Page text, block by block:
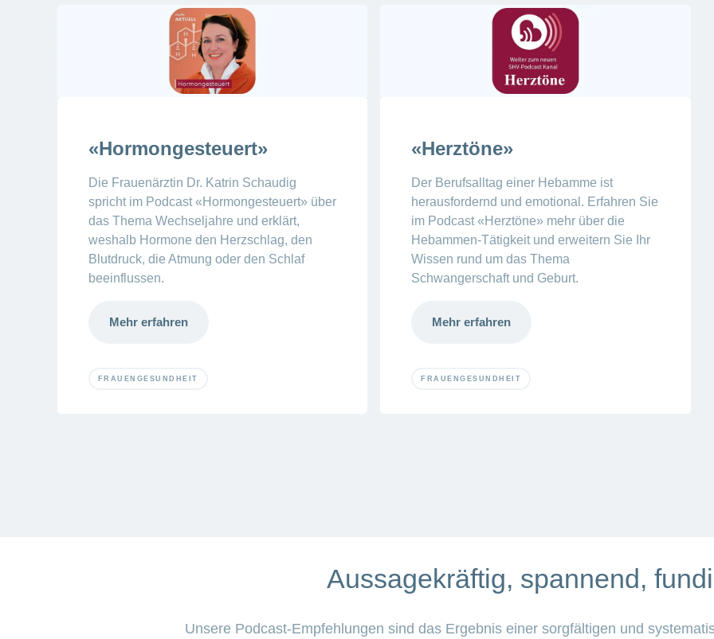
«Hormongesteuert»
Die Frauenärztin Dr. Katrin Schaudig
spricht im Podcast «Hormongesteuert» über
das Thema Wechseljahre und erklärt,
weshalb Hormone den Herzschlag, den
Blutdruck, die Atmung oder den Schlaf
beeinflussen.
Mehr erfahren
FRAUENGESUNDHEIT
«Herztöne»
Der Berufsalltag einer Hebamme ist
herausfordernd und emotional. Erfahren Sie
im Podcast «Herztöne» mehr über die
Hebammen-Tätigkeit und erweitern Sie Ihr
Wissen rund um das Thema
Schwangerschaft und Geburt.
Mehr erfahren
FRAUENGESUNDHEIT
Aussagekräftig, spannend,
Unsere Podcast-Empfehlungen sind das Ergebnis einer sorgfältigen und